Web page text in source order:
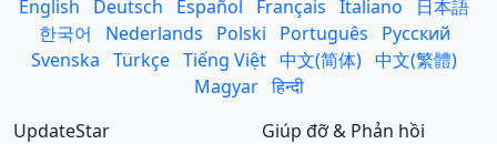
English Deutsch Español Français Italiano
日本語
한국어
Nederlands Polski Português
Русский
Svenska Türkçe Tiếng Việt 中文(简体) 中文(繁體)
Magyar हिन्दी
UpdateStar
Giúp đỡ & Phản hồi